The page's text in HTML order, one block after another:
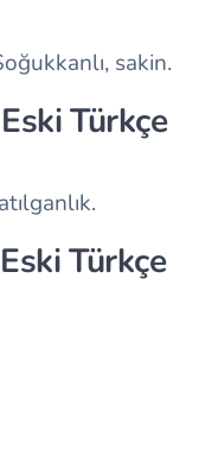
sakin.
Türkçe
Türkçe